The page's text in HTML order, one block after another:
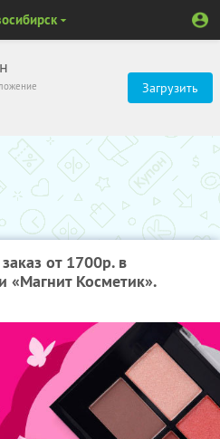
Загрузить
от 1700р. в
Косметик».